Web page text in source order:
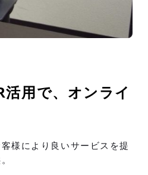
活用で、オンライ
様により良いサービスを提